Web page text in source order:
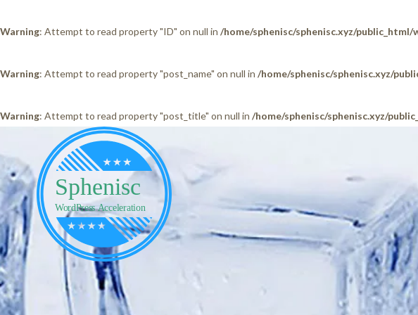
Warning: Attempt to read property "ID" on null in /home/sphenisc/sphenisc.xyz/
Warning: Attempt to read property "post_name" on null in /home/sphenisc/sphenisc.xyz/
Warning: Attempt to read property "post_title" on null in /home/sphenisc/sphenisc.xyz/